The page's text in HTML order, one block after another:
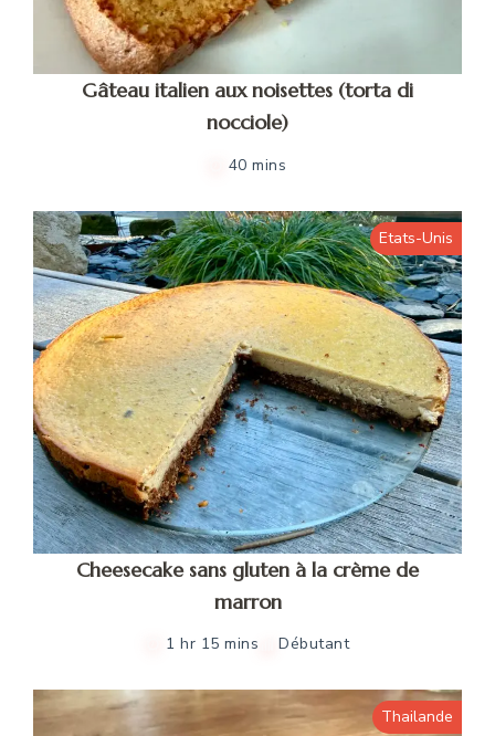
Gâteau italien aux noisettes (torta di
nocciole)
40 mins
Etats-Unis
Cheesecake sans gluten à la crème de
marron
1 hr 15 mins Débutant
Thailande